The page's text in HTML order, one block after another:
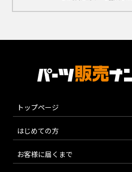
トップページ
はじめての方
お客様に届くまで